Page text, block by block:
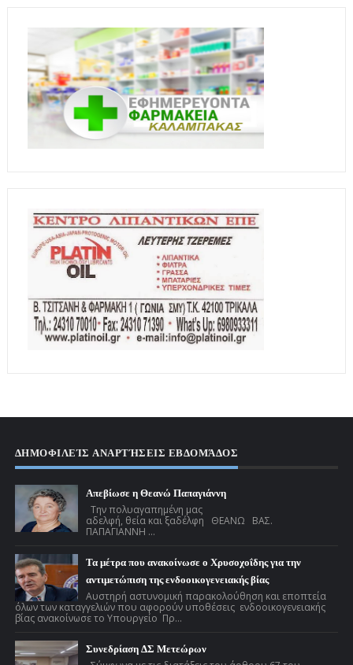
ΔΗΜΟΦΙΛΕΊΣ ΑΝΑΡΤΉΣΕΙΣ ΕΒΔΟΜΆΔΟΣ
Απεβίωσε η Θεανώ Παπαγιάννη
Την πολυαγαπημένη μας
αδελφή, θεία και ξαδέλφη ΘΕΑΝΩ ΒΑΣ.
ΠΑΠΑΓΙΑΝΝΗ ...
Τα μέτρα που ανακοίνωσε ο Χρυσοχοΐδης για την
αντιμετώπιση της ενδοοικογενειακής βίας
Αυστηρή αστυνομική παρακολούθηση και εποπτεία
όλων των καταγγελιών που αφορούν υποθέσεις ενδοοικογενειακής
βίας ανακοίνωσε το Υπουργείο Πρ...
Συνεδρίαση ΔΣ Μετεώρων